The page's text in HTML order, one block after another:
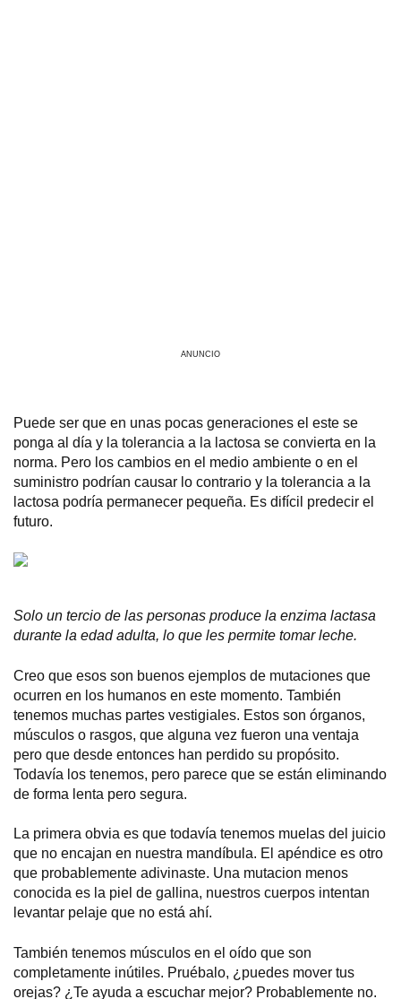
ANUNCIO
Puede ser que en unas pocas generaciones el este se
ponga al día y la tolerancia a la lactosa se convierta en la
norma. Pero los cambios en el medio ambiente o en el
suministro podrían causar lo contrario y la tolerancia a la
lactosa podría permanecer pequeña. Es difícil predecir el
futuro.
Solo un tercio de las personas produce la enzima lactasa
durante la edad adulta, lo que les permite tomar leche.
Creo que esos son buenos ejemplos de mutaciones que
ocurren en los humanos en este momento. También
tenemos muchas partes vestigiales. Estos son órganos,
músculos o rasgos, que alguna vez fueron una ventaja
pero que desde entonces han perdido su propósito.
Todavía los tenemos, pero parece que se están eliminando
de forma lenta pero segura.
La primera obvia es que todavía tenemos muelas del juicio
que no encajan en nuestra mandíbula. El apéndice es otro
que probablemente adivinaste. Una mutacion menos
conocida es la piel de gallina, nuestros cuerpos intentan
levantar pelaje que no está ahí.
También tenemos músculos en el oído que son
completamente inútiles. Pruébalo, ¿puedes mover tus
orejas? ¿Te ayuda a escuchar mejor? Probablemente no.